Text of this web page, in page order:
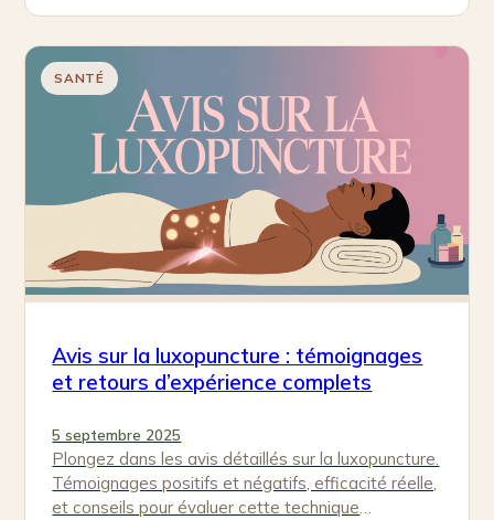
SANTÉ
Avis sur la luxopuncture : témoignages
et retours d’expérience complets
5 septembre 2025
Plongez dans les avis détaillés sur la luxopuncture.
Témoignages positifs et négatifs, efficacité réelle,
et conseils pour évaluer cette technique